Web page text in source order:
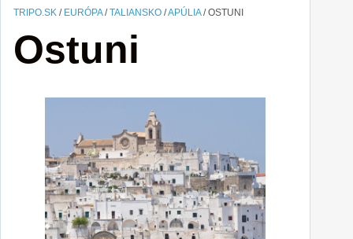
TRIPO.SK / EURÓPA/TALIANSKO /APÚLIA/OSTUNI
Ostuni